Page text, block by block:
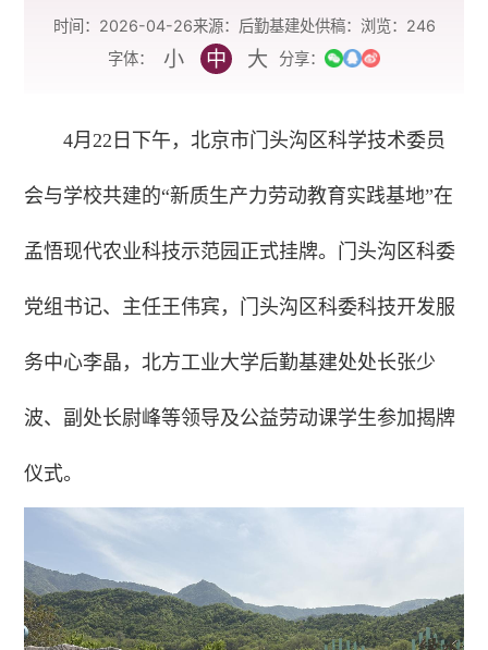
时间：2026-04-26来源：后勤基建处供稿： 浏览： 246
字体：
小 中 大 分享：
4月22日下午，北京市门头沟区科学技术委员
会与学校共建的“新质生产力劳动教育实践基地”在
孟悟现代农业科技示范园正式挂牌。门头沟区科委
党组书记、主任王伟宾，门头沟区科委科技开发服
务中心李晶，北方工业大学后勤基建处处长张少
波、副处长尉峰等领导及公益劳动课学生参加揭牌
仪式。